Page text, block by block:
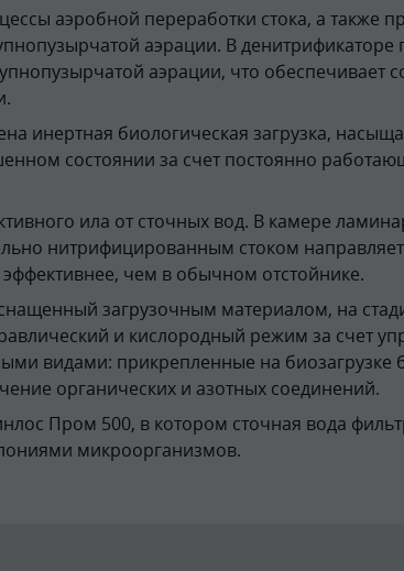
аэробной переработки стока, а также
аэрации. В денитрификаторе
аэрации, что обеспечивает
инертная биологическая загрузка,
состоянии за счет постоянно
ила от сточных вод. В камере
нитрифицированным стоком
чем в обычном отстойнике.
загрузочным материалом, на
и кислородный режим за счет
видами: прикрепленные на биозагрузке
органических и азотных соединений.
Пром 500, в котором сточная вода
микроорганизмов.